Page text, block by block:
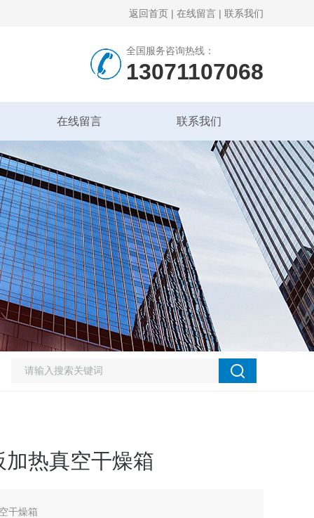
返回首页 | 在线留言 | 联系我们
全国服务咨询热线：
13071107068
在线留言 联系我们
热真空干燥箱
干燥箱